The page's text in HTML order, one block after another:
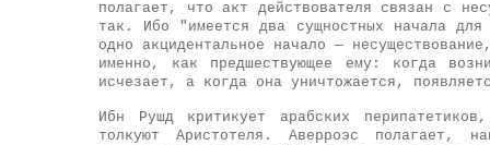
полагает, что акт действователя связан с
так. Ибо "имеется два сущностных начала
одно акцидентальное начало —
именно, как предшествующее ему: когда
исчезает, а когда она уничтожается,
Ибн Рушд критикует арабских
толкуют Аристотеля. Аверроэс полагает,